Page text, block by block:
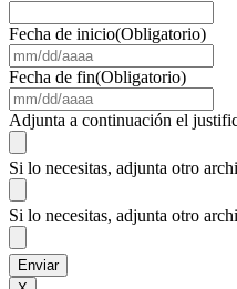
Fecha de inicio(Obligatorio)
DD
Fecha de fin(Obligatorio)
Adjunta a continuación el
Si lo necesitas, adjunta otro
Si lo necesitas, adjunta otro